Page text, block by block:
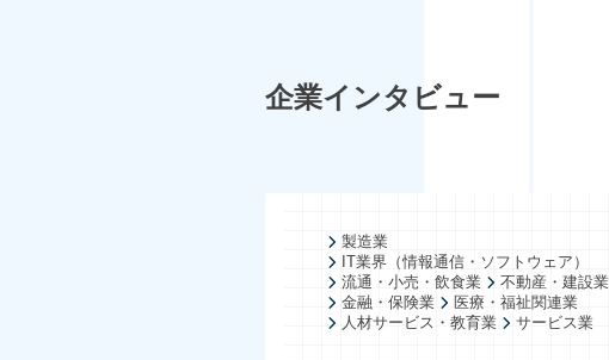
企業インタビュー
製造業
IT業界（情報通信・ソフトウェア）
流通・小売・飲食業
不動産・建設業
金融・保険業
医療・福祉関連業
人材サービス・教育業
サービス業